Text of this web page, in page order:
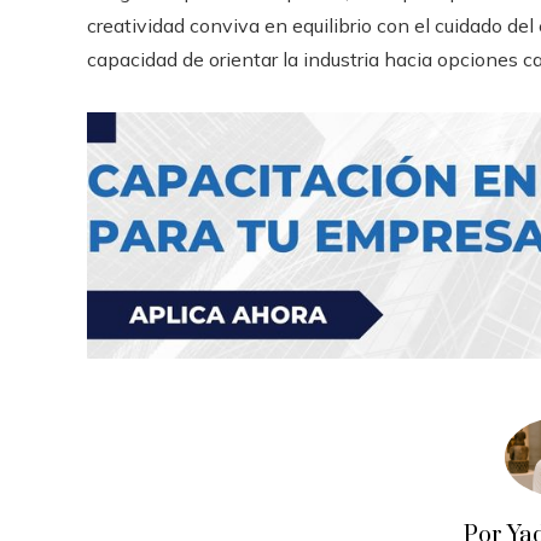
creatividad conviva en equilibrio con el cuidado
capacidad de orientar la industria hacia opciones